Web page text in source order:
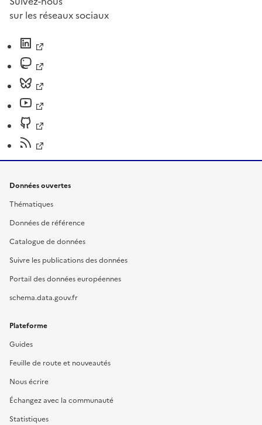
sur les réseaux sociaux
Données ouvertes
Thématiques
Données de référence
Catalogue de données
Suivre les publications des données
Portail des données européennes
schema.data.gouv.fr
Plateforme
Guides
Feuille de route et nouveautés
Nous écrire
Échangez avec la communauté
Statistiques